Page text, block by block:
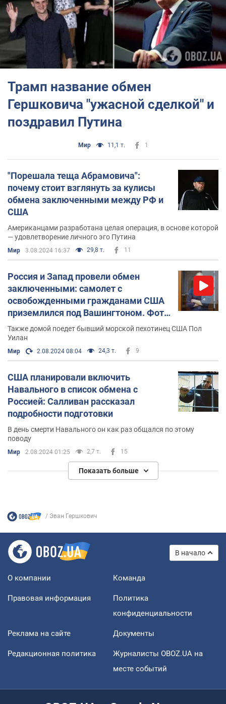
Трамп название обмен
Гершковича "ужасной сделкой" и
поздравил Путина
Мир 11,1 т. 1
"Порешала теща Абрамовича":
почему стоит взглянуть за кулисы
обмена заключенными между РФ и
США
Американцами разработана целая операция, в основе которой
— удовлетворение личного эго Путина
Мир 3.08.2024 16:37 29,8 т. 11
Россия и Запад провели обмен
заключенными: самолет с
освобожденными гражданами США
приземлился под Вашингтоном. Фото
и видео
Также домой поедет бывший морской пехотинец США Пол
Уилан
Мир 2.08.2024 08:04 24,3 т. 9
США планировали включить
Навального в список обмена с
Россией: Салливан рассказал
подробности подготовки
В день смерти Навального он как раз общался по этому
поводу
Мир 2.08.2024 01:25 2,7 т. 15
Показать больше
Эван Гершкович
В начало
О компании Команда
Правовая информация
Политика
конфиденциальности
Реклама на сайте Документы
Редакционная политика
Журналисты OBOZ.UA на
месте событий